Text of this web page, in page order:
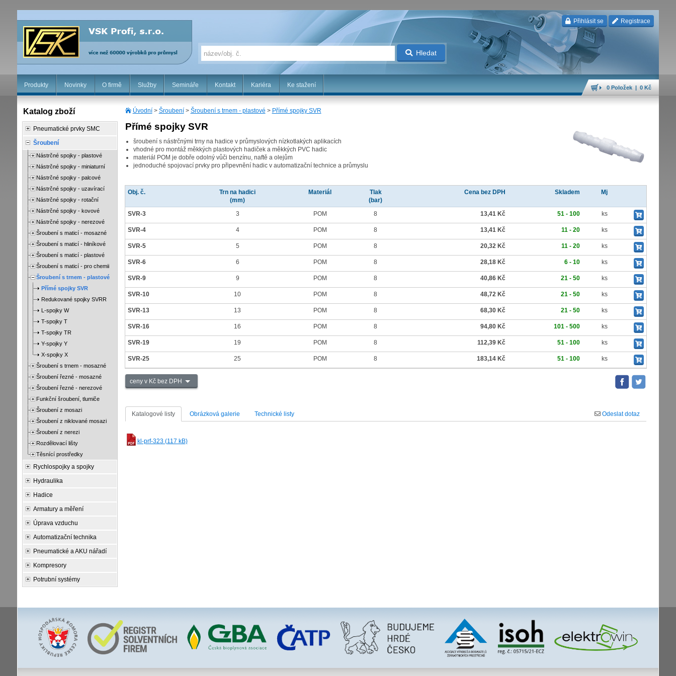
Přihlásit se Registrace
Hledat
Produkty Novinky O firmě Služby Semináře Kontakt Kariéra Ke stažení 0 Položek | 0 Kč
Úvodní> Šroubení> Šroubení s trnem - plastové > Přímé spojky SVR
Přímé spojky SVR
šroubení s nástrčnými trny na hadice v průmyslových nízkotlakých aplikacích
vhodné pro montáž měkkých plastových hadiček a měkkých PVC hadic
materiál POM je dobře odolný vůči benzínu, naftě a olejům
jednoduché spojovací prvky pro připevnění hadic v automatizační technice a průmyslu
Obj. č.
Trn na hadici
(mm)
Materiál
Tlak
(bar)
Cena bez DPH Skladem Mj
SVR-3 3 POM 8 13,41 Kč 51 - 100 ks
SVR-4 4 POM 8 13,41 Kč 11 - 20 ks
SVR-5 5 POM 8 20,32 Kč 11 - 20 ks
SVR-6 6 POM 8 28,18 Kč 6 - 10 ks
SVR-9 9 POM 8 40,86 Kč 21 - 50 ks
SVR-10 10 POM 8 48,72 Kč 21 - 50 ks
SVR-13 13 POM 8 68,30 Kč 21 - 50 ks
SVR-16 16 POM 8 94,80 Kč 101 - 500 ks
SVR-19 19 POM 8 112,39 Kč 51 - 100 ks
SVR-25 25 POM 8 183,14 Kč 51 - 100 ks
ceny v Kč bez DPH
Katalogové listy Obrázková galerie Technické listy Odeslat dotaz
kl-prf-323 (117 kB)
Katalog zboží
Pneumatické prvky SMC
Šroubení
Nástrčné spojky - plastové
Nástrčné spojky - miniaturní
Nástrčné spojky - palcové
Nástrčné spojky - uzavírací
Nástrčné spojky - rotační
Nástrčné spojky - kovové
Nástrčné spojky - nerezové
Šroubení s maticí - mosazné
Šroubení s maticí - hliníkové
Šroubení s maticí - plastové
Šroubení s maticí - pro chemii
Šroubení s trnem - plastové
Přímé spojky SVR
Redukované spojky SVRR
L-spojky W
T-spojky T
T-spojky TR
Y-spojky Y
X-spojky X
Šroubení s trnem - mosazné
Šroubení řezné - mosazné
Šroubení řezné - nerezové
Funkční šroubení, tlumiče
Šroubení z mosazi
Šroubení z niklované mosazi
Šroubení z nerezi
Rozdělovací lišty
Těsnící prostředky
Rychlospojky a spojky
Hydraulika
Hadice
Armatury a měření
Úprava vzduchu
Automatizační technika
Pneumatické a AKU nářadí
Kompresory
Potrubní systémy